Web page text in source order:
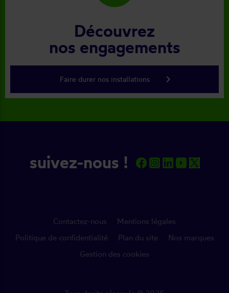
Découvrez
nos engagements
Faire durer nos installations keyboard_arrow_right
suivez-nous !
Contactez-nous
Mentions légales
Politique de confidentialité
Plan du site
Nos marques
Gestion des cookies